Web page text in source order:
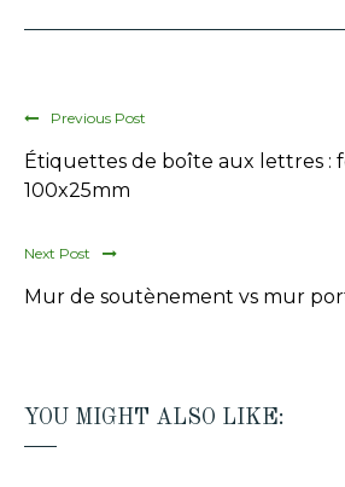
Previous Post
Étiquettes de boîte aux lettres :
100x25mm
Next Post
Mur de soutènement vs mur
YOU MIGHT ALSO LIKE: